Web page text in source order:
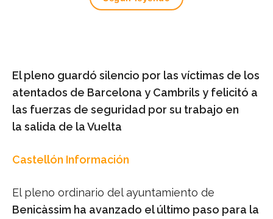
El pleno guardó silencio por las víctimas de los
atentados de Barcelona y Cambrils y felicitó a
las fuerzas de seguridad por su trabajo en
la salida de la Vuelta
Castellón Información
El pleno ordinario del ayuntamiento de
Benicàssim ha avanzado el último paso para la